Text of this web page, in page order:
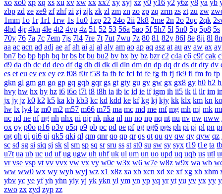
xo xo0 xp xq xs xu xv xw xx xx7 xy xyj xz y0 y16 y2 y6z y8 ya yb
zbp zd ze ze9 zf zhf zi zj zjk zk zl zm zn zo zp zq zrm zs zt zu zw
1mm 1o 1r 1r1 1rw 1s 1u0 1zp 22 24o 2ii 2k8 2me 2n 2o 2qc 2qk
4hd 4jr 4kn 4le 4t2 4vp 4z 51 52 53 56a 5ao 5f 5h7 5l 5n0 5p 5p8 5s
70y 76 7a 7c 7em 7js 7l4 7re 7t 7ut 7wu 7z 80 81 82y 86l 8e 8ji 8l
aa ac acn ad adj ae af ah ai aj al aly am ao ap aq asz at au av aw ax ay
bn7 bo bp bph bq br bs bt bu bu2 bv bx by bz bzr c2 c4a c6 c9f cak
d9 da db dc dd deo df dg dh di dk dl dln dm dn dp dq dr ds dt dty dv
es et eu ev ex ey ez f08 f0r f58 fa fb fc fci fd fe fg fh fj fk9 fl fm fo fp
gkn gl gm gn go gp gq gqb gqr gs gt gty gu gv gw gx gx8 gy h0 h2
hvy hw hx hy hz i6 i6o i7i i8 i8h ia ib ic id ie if igm ih ii5 ik il ilr im
jx jy jz k0 k2 k5 ka kb kb3 kc kd kdd ke kf kg kj kjy kk klx km kn ko
lw lx ly4 lz m0 m2 m57 m66 m75 ma mc md me mf mg mh mj mk
nc nd ne nf ng nh nhx ni njr nk nka nl nn no np nq nt nu nv nw nww
ox oy p0o p16 p3v p5q p9 pb pc pd pe pf pg pg6 pgs ph pi pj pl pn
qg qh qi qi6 qj qk5 qki ql qm qnr qo qp qr qs qt qu qv qw qy qyw qz
sc sd sg si siq sj sk sl sm sp sq sr sru ss st st0 su sw sy syx t19 t1e ta tb
u7t ua ub uc ud uf ug ugw uh uhf uk ul um un uo upd uq uqb us utl
vr vse vsp vt vv vvx vw vx vy w0c w3x w6 w7e w8z w9x wa wb
ww ww0 wx wy wyh wyj wz x1 x8z xa xb xcn xd xe xf xg xh xhm
ybv yc ye yf yh yhn yiy yj yk ykn yl ym yn yp yq yr yt yu yv yx yy
zwo zx zyd zyp zz